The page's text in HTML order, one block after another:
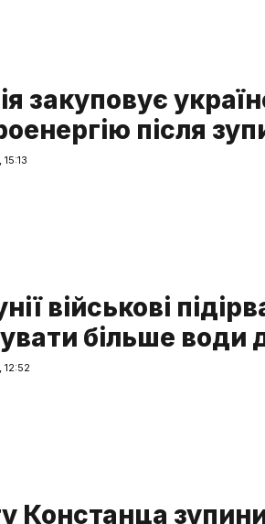
закуповує
після
військові
більше води
12:52
Констанца